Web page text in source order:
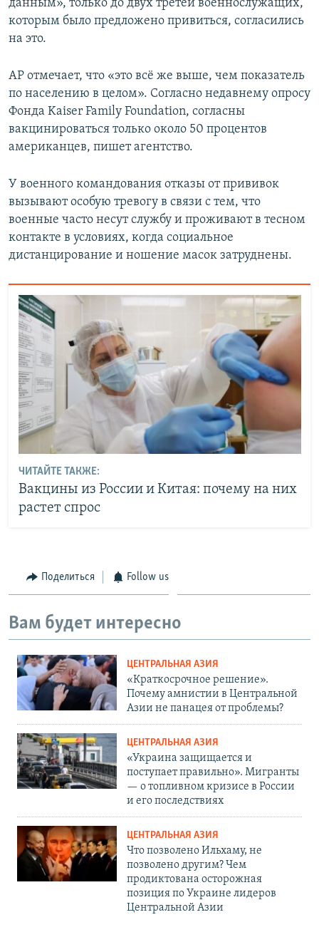
данным», только до двух третей военнослужащих,
которым было предложено привиться, согласились
на это.
АР отмечает, что «это всё же выше, чем показатель
по населению в целом». Согласно недавнему опросу
Фонда Kaiser Family Foundation, согласны
вакцинироваться только около 50 процентов
американцев, пишет агентство.
У военного командования отказы от прививок
вызывают особую тревогу в связи с тем, что
военные часто несут службу и проживают в тесном
контакте в условиях, когда социальное
дистанцирование и ношение масок затруднены.
ЧИТАЙТЕ ТАКЖЕ:
Вакцины из России и Китая: почему на них
растет спрос
Поделиться Follow us
Вам будет интересно
ЦЕНТРАЛЬНАЯ АЗИЯ
«Краткосрочное решение».
Почему амнистии в Центральной
Азии не панацея от проблемы?
ЦЕНТРАЛЬНАЯ АЗИЯ
«Украина защищается и
поступает правильно». Мигранты
— о топливном кризисе в России
и его последствиях
ЦЕНТРАЛЬНАЯ АЗИЯ
Что позволено Ильхаму, не
позволено другим? Чем
продиктована осторожная
позиция по Украине лидеров
Центральной Азии